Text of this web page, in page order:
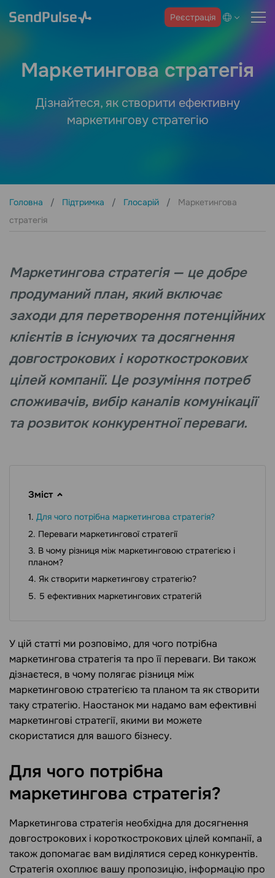
Реєстрація
Маркетингова стратегія
Дізнайтеся, як створити ефективну
маркетингову стратегію
Головна Підтримка Глосарій
Маркетингова
стратегія
Маркетингова стратегія — це добре
продуманий план, який включає
заходи для перетворення потенційних
клієнтів в існуючих та досягнення
довгострокових і короткострокових
цілей компанії. Це розуміння потреб
споживачів, вибір каналів комунікації
та розвиток конкурентної переваги.
Зміст
Для чого потрібна маркетингова стратегія?
Переваги маркетингової стратегії
В чому різниця між маркетинговою стратегією і
планом?
Як створити маркетингову стратегію?
5 ефективних маркетингових стратегій
У цій статті ми розповімо, для чого потрібна
маркетингова стратегія та про її переваги. Ви також
дізнаєтеся, в чому полягає різниця між
маркетинговою стратегією та планом та як створити
таку стратегію. Наостанок ми надамо вам ефективні
маркетингові стратегії, якими ви можете
скористатися для вашого бізнесу.
Для чого потрібна
маркетингова стратегія?
Маркетингова стратегія необхідна для досягнення
довгострокових і короткострокових цілей компанії, а
також допомагає вам виділятися серед конкурентів.
Стратегія охоплює вашу пропозицію, інформацію про